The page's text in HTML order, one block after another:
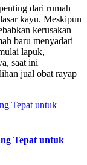
dari rumah
kayu. Meskipun
kerusakan
baru menyadari
lapuk,
saat ini
jual obat rayap
Tepat untuk